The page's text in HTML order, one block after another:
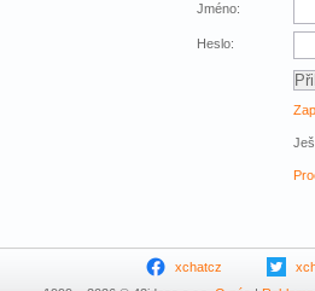
Jméno:
Heslo:
xchatcz